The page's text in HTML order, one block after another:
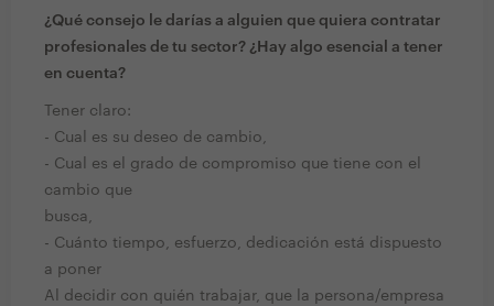
¿Qué consejo le darías a alguien que quiera contratar
profesionales de tu sector? ¿Hay algo esencial a tener
en cuenta?
Tener claro:
- Cual es su deseo de cambio,
- Cual es el grado de compromiso que tiene con el
cambio que
busca,
- Cuánto tiempo, esfuerzo, dedicación está dispuesto
a poner
Al decidir con quién trabajar, que la persona/empresa